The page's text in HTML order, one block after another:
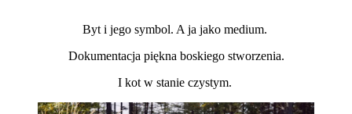
Byt i jego symbol. A ja jako medium.
Dokumentacja piękna boskiego stworzenia.
I kot w stanie czystym.